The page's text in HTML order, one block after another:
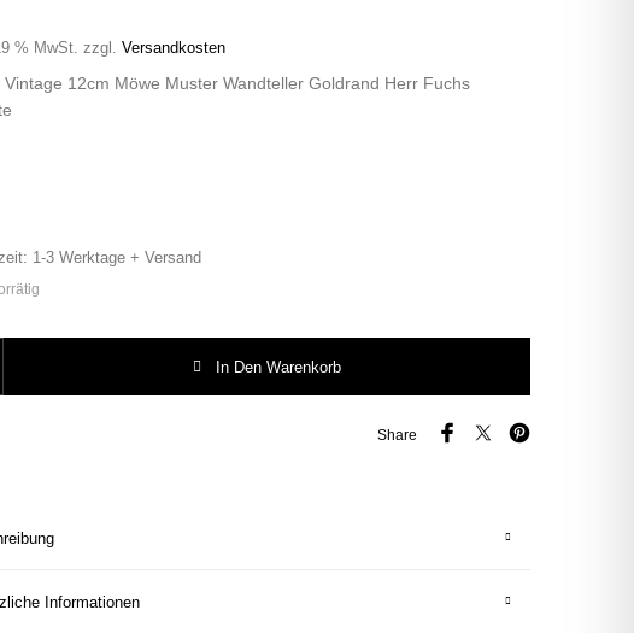
% MwSt. zzgl. Versandkosten
Vintage 12cm Möwe Muster Wandteller Goldrand Herr Fuchs
1-3 Werktage + Versand
In Den Warenkorb
Share
Informationen